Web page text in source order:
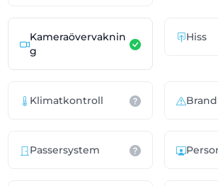
Kameraövervaknin
g
Hiss
Klimatkontroll
Passersystem